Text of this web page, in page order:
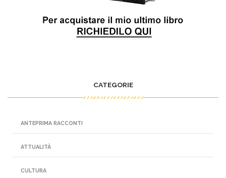
CATEGORIE
ANTEPRIMA RACCONTI
ATTUALITÀ
CULTURA